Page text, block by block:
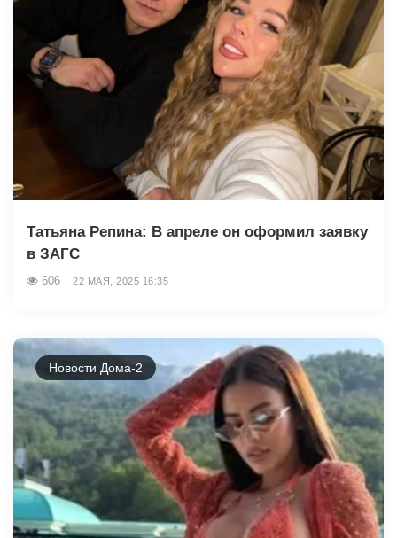
Татьяна Репина: В апреле он оформил заявку
в ЗАГС
606 22 МАЯ, 2025 16:35
Новости Дома-2